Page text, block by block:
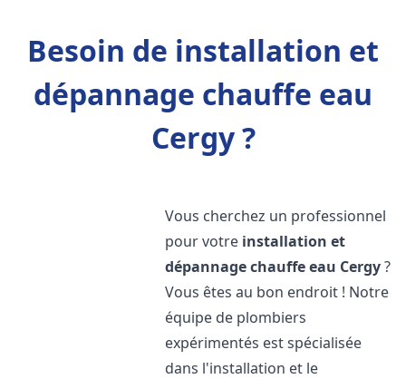
Besoin de installation et
dépannage chauffe eau
Cergy ?
Vous cherchez un professionnel
pour votre installation et
dépannage chauffe eau Cergy?
Vous êtes au bon endroit ! Notre
équipe de plombiers
expérimentés est spécialisée
dans l'installation et le